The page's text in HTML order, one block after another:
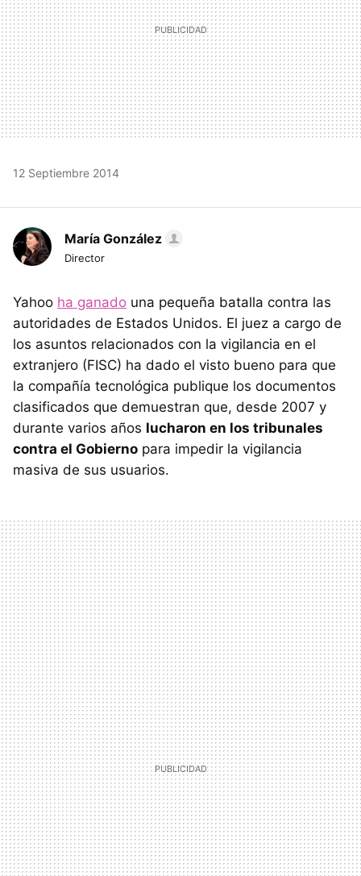
12 Septiembre 2014
María González
Director
Yahoo ha ganado una pequeña batalla contra las
autoridades de Estados Unidos. El juez a cargo de
los asuntos relacionados con la vigilancia en el
extranjero (FISC) ha dado el visto bueno para que
la compañía tecnológica publique los documentos
clasificados que demuestran que, desde 2007 y
durante varios años lucharon en los tribunales
contra el Gobierno para impedir la vigilancia
masiva de sus usuarios.